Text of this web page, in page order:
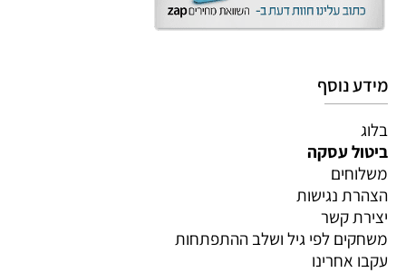
מידע נוסף
בלוג
ביטול עסקה
משלוחים
הצהרת נגישות
יצירת קשר
משחקים לפי גיל ושלב ההתפתחות
עקבו אחרינו